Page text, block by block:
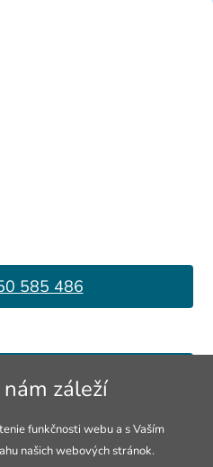
585 486
záleží
funkčnosti webu a s Vaším
našich webových stránok.